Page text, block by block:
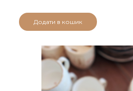
Додати в кошик